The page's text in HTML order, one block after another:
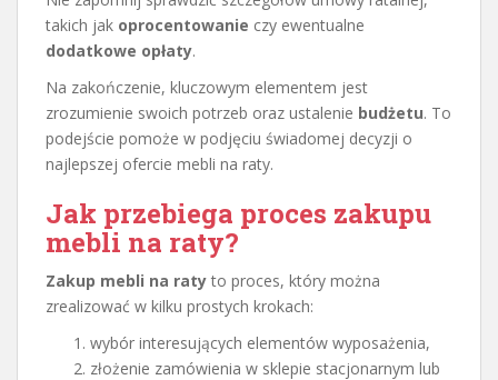
takich jak oprocentowanie czy ewentualne
dodatkowe opłaty.
Na zakończenie, kluczowym elementem jest
zrozumienie swoich potrzeb oraz ustalenie budżetu. To
podejście pomoże w podjęciu świadomej decyzji o
najlepszej ofercie mebli na raty.
Jak przebiega proces zakupu
mebli na raty?
Zakup mebli na raty to proces, który można
zrealizować w kilku prostych krokach:
wybór interesujących elementów wyposażenia,
złożenie zamówienia w sklepie stacjonarnym lub